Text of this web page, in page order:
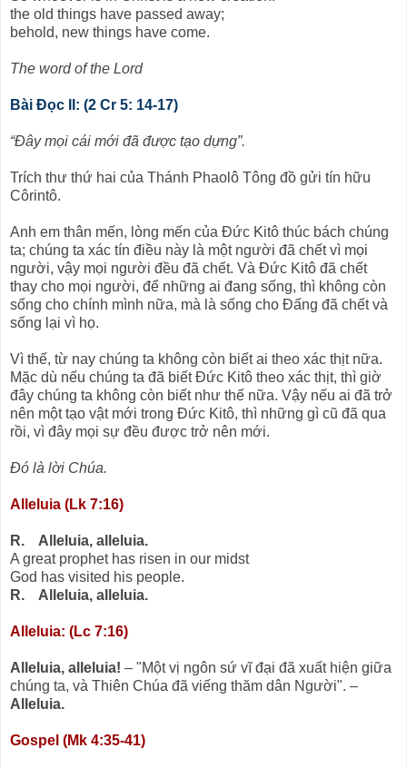
the old things have passed away;
behold, new things have come.
The word of the Lord
Bài Ðọc II: (2 Cr 5: 14-17)
“Ðây mọi cái mới đã được tạo dựng”.
Trích thư thứ hai của Thánh Phaolô Tông đồ gửi tín hữu
Côrintô.
Anh em thân mến, lòng mến của Ðức Kitô thúc bách chúng
ta; chúng ta xác tín điều này là một người đã chết vì mọi
người, vậy mọi người đều đã chết. Và Ðức Kitô đã chết
thay cho mọi người, để những ai đang sống, thì không còn
sống cho chính mình nữa, mà là sống cho Ðấng đã chết và
sống lại vì họ.
Vì thế, từ nay chúng ta không còn biết ai theo xác thịt nữa.
Mặc dù nếu chúng ta đã biết Ðức Kitô theo xác thịt, thì giờ
đây chúng ta không còn biết như thế nữa. Vậy nếu ai đã trở
nên một tạo vật mới trong Ðức Kitô, thì những gì cũ đã qua
rồi, vì đây mọi sự đều được trở nên mới.
Ðó là lời Chúa.
Alleluia (Lk 7:16)
R. Alleluia, alleluia.
A great prophet has risen in our midst
God has visited his people.
R. Alleluia, alleluia.
Alleluia: (Lc 7:16)
Alleluia, alleluia! – "Một vị ngôn sứ vĩ đại đã xuất hiện giữa
chúng ta, và Thiên Chúa đã viếng thăm dân Người". –
Alleluia.
Gospel (Mk 4:35-41)